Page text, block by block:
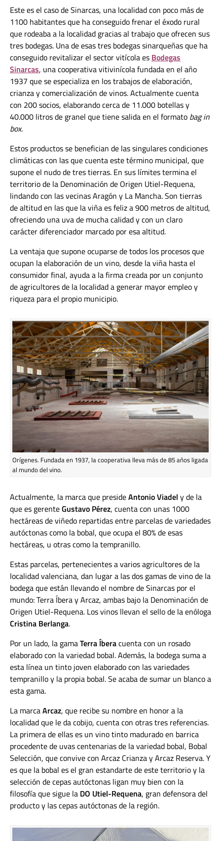
Este es el caso de Sinarcas, una localidad con poco más de
1100 habitantes que ha conseguido frenar el éxodo rural
que rodeaba a la localidad gracias al trabajo que ofrecen sus
tres bodegas. Una de esas tres bodegas sinarqueñas que ha
conseguido revitalizar el sector vitícola es Bodegas
Sinarcas, una cooperativa vitivinícola fundada en el año
1937 que se especializa en los trabajos de elaboración,
crianza y comercialización de vinos. Actualmente cuenta
con 200 socios, elaborando cerca de 11.000 botellas y
40.000 litros de granel que tiene salida en el formato bag in
box.
Estos productos se benefician de las singulares condiciones
climáticas con las que cuenta este término municipal, que
supone el nudo de tres tierras. En sus límites termina el
territorio de la Denominación de Origen Utiel-Requena,
lindando con las vecinas Aragón y La Mancha. Son tierras
de altitud en las que la viña es feliz a 900 metros de altitud,
ofreciendo una uva de mucha calidad y con un claro
carácter diferenciador marcado por esa altitud.
La ventaja que supone ocuparse de todos los procesos que
ocupan la elaboración de un vino, desde la viña hasta el
consumidor final, ayuda a la firma creada por un conjunto
de agricultores de la localidad a generar mayor empleo y
riqueza para el propio municipio.
Orígenes. Fundada en 1937, la cooperativa lleva más de 85 años ligada
al mundo del vino.
Actualmente, la marca que presideAntonio Viadel y de la
que es gerenteGustavo Pérez, cuenta con unas 1000
hectáreas de viñedo repartidas entre parcelas de variedades
autóctonas como la bobal, que ocupa el 80% de esas
hectáreas, u otras como la tempranillo.
Estas parcelas, pertenecientes a varios agricultores de la
localidad valenciana, dan lugar a las dos gamas de vino de la
bodega que están llevando el nombre de Sinarcas por el
mundo: Terra Íbera y Arcaz, ambas bajo la Denominación de
Origen Utiel-Requena. Los vinos llevan el sello de la enóloga
Cristina Berlanga.
Por un lado, la gamaTerra Íberacuenta con un rosado
elaborado con la variedad bobal. Además, la bodega suma a
esta línea un tinto joven elaborado con las variedades
tempranillo y la propia bobal. Se acaba de sumar un blanco a
esta gama.
La marcaArcaz, que recibe su nombre en honor a la
localidad que le da cobijo, cuenta con otras tres referencias.
La primera de ellas es un vino tinto madurado en barrica
procedente de uvas centenarias de la variedad bobal, Bobal
Selección, que convive con Arcaz Crianza y Arcaz Reserva.Y
es que la bobal es el gran estandarte de este territorio y la
selección de cepas autóctonas ligan muy bien con la
filosofía que sigue la DO Utiel-Requena, gran defensora del
producto y las cepas autóctonas de la región.